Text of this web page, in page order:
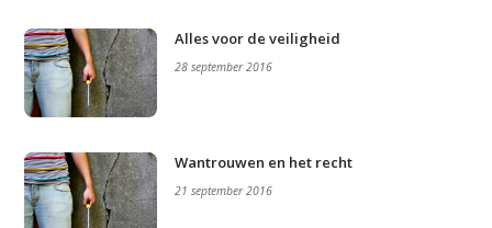
Video
Podcast
Alles voor de veiligheid
28 september 2016
Wantrouwen en het recht
21 september 2016